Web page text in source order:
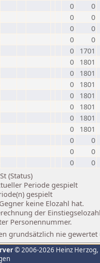
0
0
0
0
0
0
0
0
0
1701
0
1801
0
1801
0
1801
0
1801
0
1801
0
1801
0
1801
0
0
0
0
0
0
(Status)
Periode gespielt
gespielt
keine Elozahl hat.
der
Personennummer.
grundsätzlich nie
© 2006-2026 Heinz Herzog